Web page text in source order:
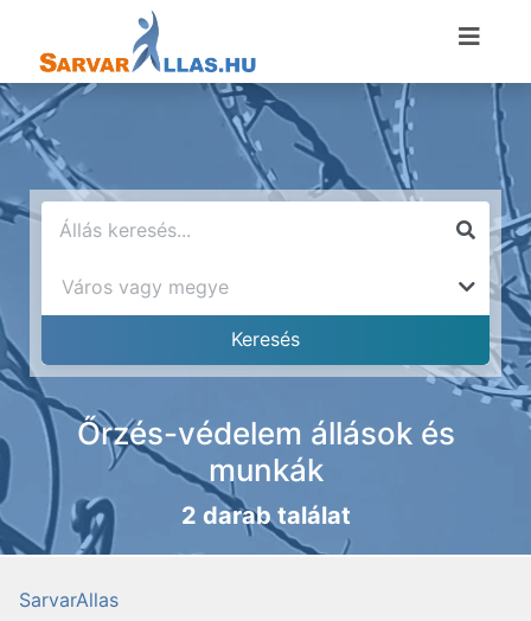
Őrzés-védelem állások és
munkák
2 darab találat
SarvarAllas